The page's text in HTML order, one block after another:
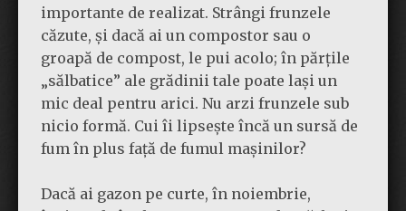
importante de realizat. Strângi frunzele
căzute, și dacă ai un compostor sau o
groapă de compost, le pui acolo; în părțile
„sălbatice” ale grădinii tale poate lași un
mic deal pentru arici. Nu arzi frunzele sub
nicio formă. Cui îi lipsește încă un sursă de
fum în plus față de fumul mașinilor?
Dacă ai gazon pe curte, în noiembrie,